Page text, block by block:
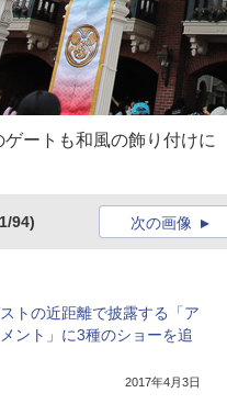
ートも和風の飾り付けに
94) 次の画像
トの近距離で披露する「ア
ント」に3種のショーを追
2017年4月3日